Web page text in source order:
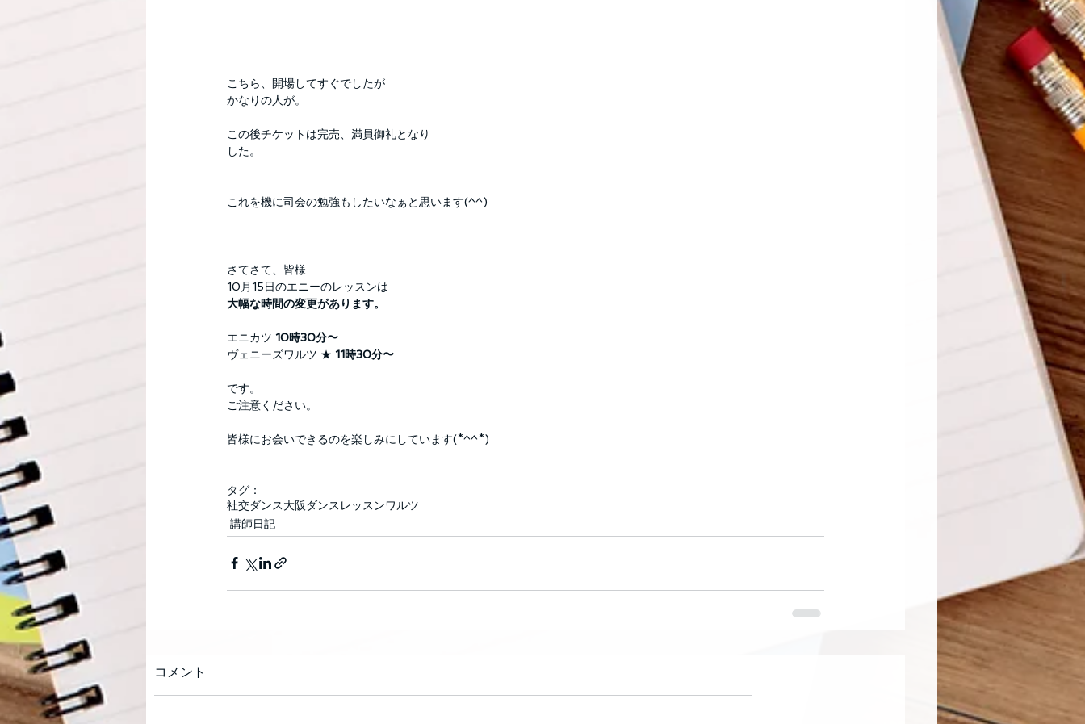
こちら、開場してすぐでしたが
かなりの人が。
この後チケットは完売、満員御礼となり
した。
これを機に司会の勉強もしたいなぁと思います(^^)
さてさて、皆様
10月15日のエニーのレッスンは
大幅な時間の変更があります。
エニカツ 10時30分〜
ヴェニーズワルツ ★ 11時30分〜
です。
ご注意ください。
皆様にお会いできるのを楽しみにしています(*^^*)
タグ：
社交ダンス大阪 ダンス レッスンワルツ
講師日記
コメント